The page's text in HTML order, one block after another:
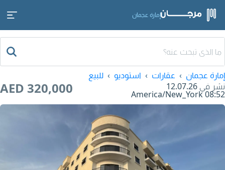
إمارة عجمان
إمارة عجمان عقارات استوديو
للبيع
نشر في 12.07.26
08:52
America/New_York
AED 320,000